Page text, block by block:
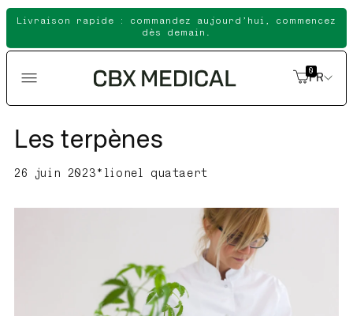
Ignorer
Livraison rapide : commandez aujourd’hui, commencez
dès demain.
0
FR
Les terpènes
26 juin 2023 * lionel quataert